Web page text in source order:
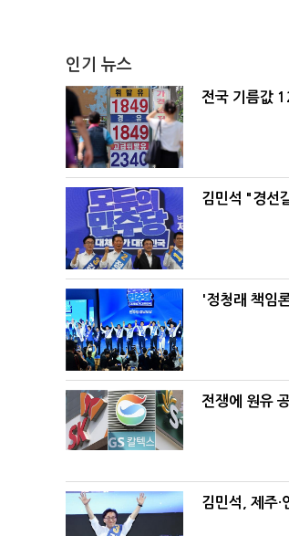
인기 뉴스
전국 기름값
김민석 "경선
'정청래 책임
전쟁에 원유
김민석, 제주